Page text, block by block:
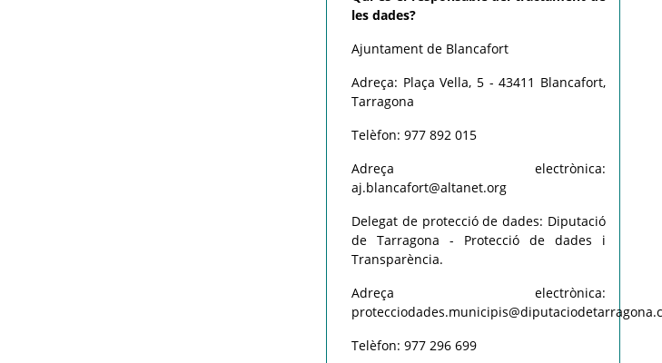
les dades?
Ajuntament de Blancafort
Adreça: Plaça Vella, 5 - 43411 Blancafort,
Tarragona
Telèfon: 977 892 015
Adreça electrònica:
aj.blancafort@altanet.org
Delegat de protecció de dades: Diputació
de Tarragona - Protecció de dades i
Transparència.
Adreça electrònica:
Telèfon: 977 296 699